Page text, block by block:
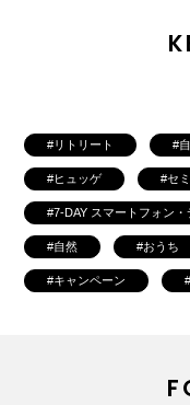
リトリート
ヒュッゲ セ
7-DAY スマートフォン・
自然 おうち
キャンペーン